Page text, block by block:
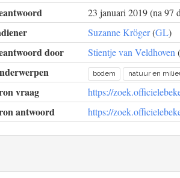
23 januari 2019 (na 97
Suzanne Kröger(GL)
door Stientje van Veldhoven
bodem natuur en
vraag https://
antwoord https://